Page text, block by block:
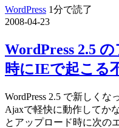
WordPress 1分で読了
2008-04-23
WordPress 2.5
時にIEで起こる
WordPress 2.5 で新しくな
Ajaxで軽快に動作してか
とアップロード時に次の